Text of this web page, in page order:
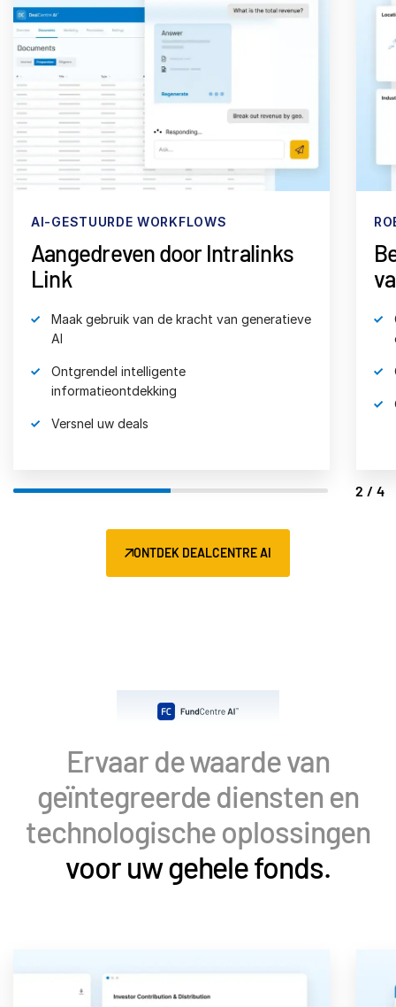
AI-GESTUURDE WORKFLOWS
Aangedreven door Intralinks
Link
Maak gebruik van de kracht van generatieve
AI
Ontgrendel intelligente
informatieontdekking
Versnel uw deals
2/4
ONTDEK DEALCENTRE AI
Ervaar de waarde van
geïntegreerde diensten en
technologische oplossingen
voor uw gehele fonds.